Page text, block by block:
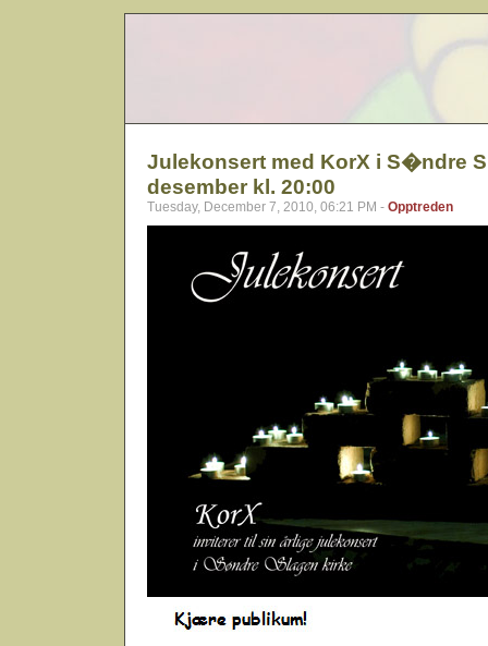
Julekonsert med KorX i S�ndre
desember kl. 20:00
Tuesday, December 7, 2010, 06:21 PM - Opptreden